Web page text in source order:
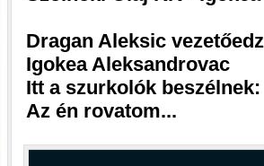
Dragan Aleksic
Igokea Aleksandrovac
Itt a szurkolók
Az én rovatom...